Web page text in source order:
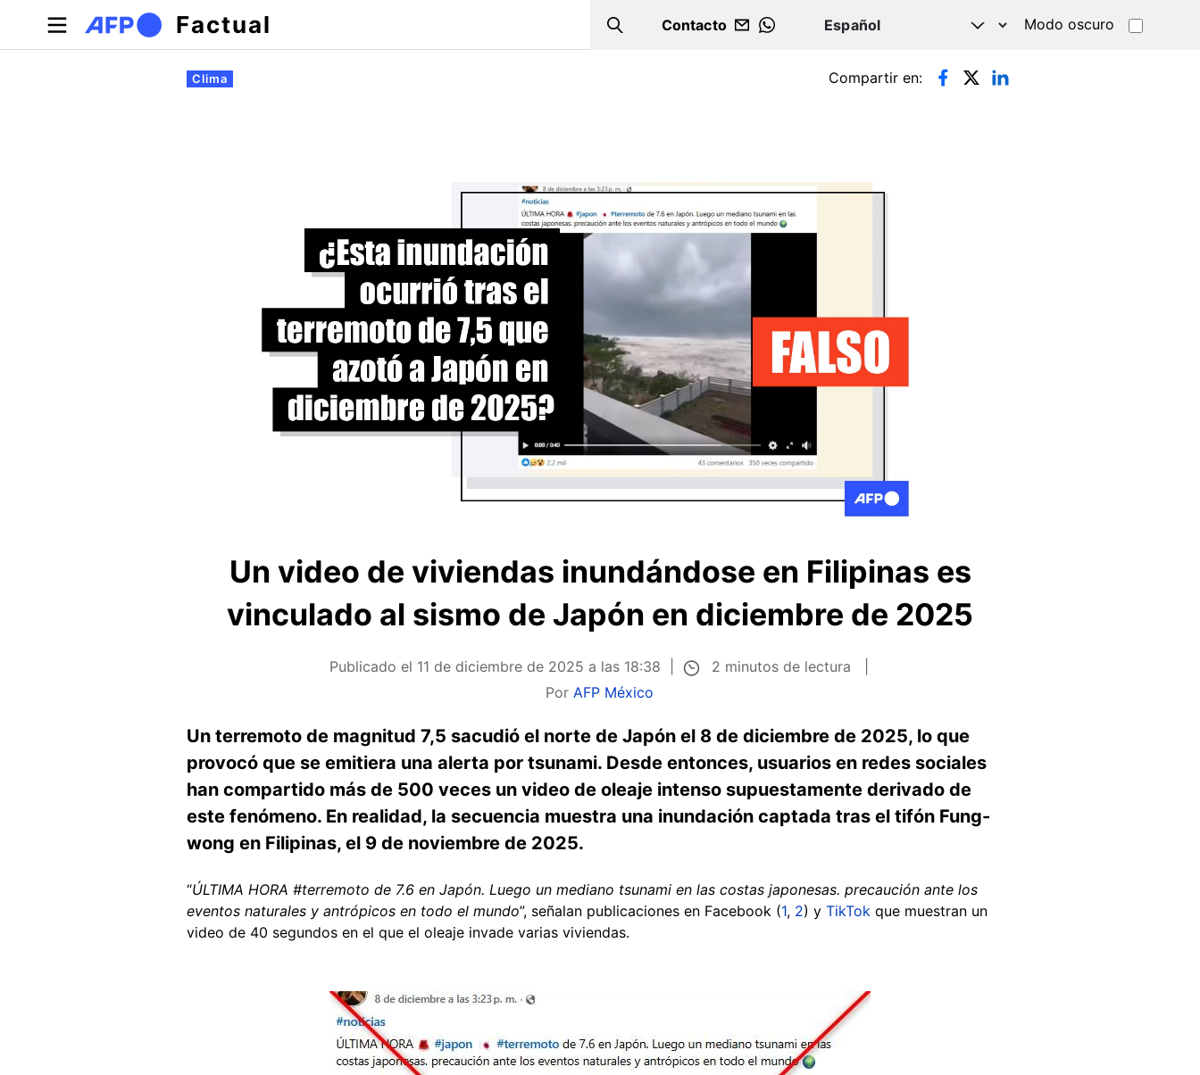
Pasar al contenido principal
Factual Search
Contacto
WHATSAPP
Modo oscuro
Solapas principales
Clima Compartir en:
Un video de viviendas inundándose en Filipinas es
vinculado al sismo de Japón en diciembre de 2025
Publicado el 11 de diciembre de 2025 a las 18:38
2 minutos de lectura
Por AFP México
Un terremoto de magnitud 7,5 sacudió el norte de Japón el 8 de diciembre de 2025, lo que
provocó que se emitiera una alerta por tsunami. Desde entonces, usuarios en redes sociales
han compartido más de 500 veces un video de oleaje intenso supuestamente derivado de
este fenómeno. En realidad, la secuencia muestra una inundación captada tras el tifón Fung-
wong en Filipinas, el 9 de noviembre de 2025.
“ÚLTIMA HORA #terremoto de 7.6 en Japón. Luego un mediano tsunami en las costas japonesas. precaución ante los
eventos naturales y antrópicos en todo el mundo”, señalan publicaciones en Facebook (1, 2) y TikTok que muestran un
video de 40 segundos en el que el oleaje invade varias viviendas.